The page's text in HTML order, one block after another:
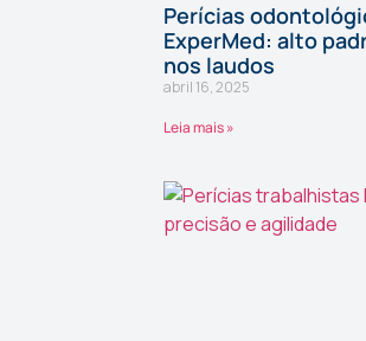
Perícias
ExperMed: alto
nos laudos
abril 16, 2025
Leia mais »